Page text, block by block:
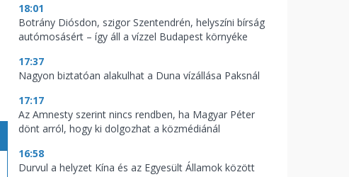
18:01
Botrány Diósdon, szigor Szentendrén, helyszíni bírság
autómosásért – így áll a vízzel Budapest környéke
17:37
Nagyon biztatóan alakulhat a Duna vízállása Paksnál
17:17
Az Amnesty szerint nincs rendben, ha Magyar Péter
dönt arról, hogy ki dolgozhat a közmédiánál
16:58
Durvul a helyzet Kína és az Egyesült Államok között